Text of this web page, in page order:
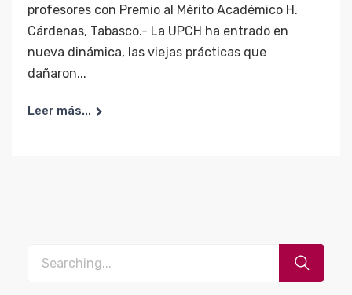
profesores con Premio al Mérito Académico H.
Cárdenas, Tabasco.- La UPCH ha entrado en
nueva dinámica, las viejas prácticas que
dañaron...
Leer más...